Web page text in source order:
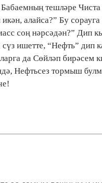
Бабаемның тешләре
алайса?” Бу
соң нәрсәдән?” Дип
сүз ишетте, “Нефть” дип
да Сөйләп бирәсем
Нефтьсез тормыш